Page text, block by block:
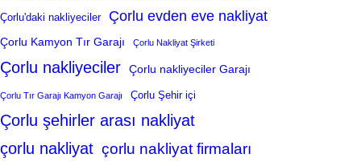
Çorlu'daki nakliyeciler Çorlu evden eve nakliyat
Çorlu Kamyon Tır Garajı Çorlu Nakliyat Şirketi
Çorlu nakliyeciler Çorlu nakliyeciler Garajı
Çorlu Tır Garajı Kamyon Garajı Çorlu Şehir içi
Çorlu şehirler arası nakliyat
çorlu nakliyat çorlu nakliyat firmaları